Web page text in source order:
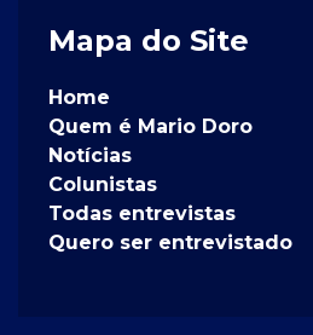
Mapa do Site
Home
Quem é Mario Doro
Notícias
Colunistas
Todas entrevistas
Quero ser entrevistado